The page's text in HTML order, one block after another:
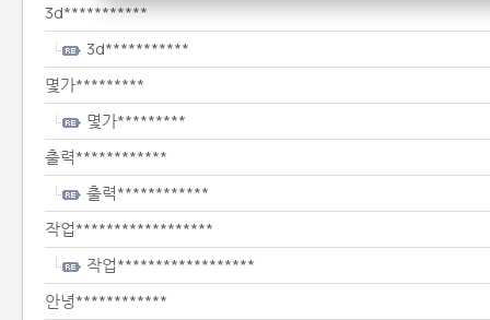
3d***********
3d***********
몇가*********
몇가*********
출력************
출력************
작업******************
작업******************
안녕************